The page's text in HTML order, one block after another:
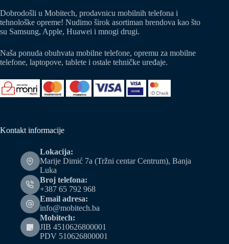
Dobrodošli u Mobitech, prodavnicu mobilnih telefona i
tehnološke opreme! Nudimo širok asortiman brendova kao što
su Samsung, Apple, Huawei i mnogi drugi.
Naša ponuda obuhvata mobilne telefone, opremu za mobilne
telefone, laptopove, tablete i ostale tehničke uređaje.
Kontakt informacije
Lokacija:
Marije Dimić 7a (Tržni centar Centrum), Banja
Luka
Broj telefona:
+387 65 792 968
Email adresa:
info@mobitech.ba
Mobitech:
JIB 4510626800001
PDV 510626800001